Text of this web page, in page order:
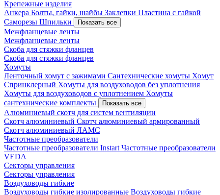
Крепежные изделия
Анкера Болты, гайки, шайбы Заклепки Пластина с гайкой
Саморезы Шпильки Показать все
Межфланцевые ленты
Межфланцевые ленты
Скоба для стяжки фланцев
Скоба для стяжки фланцев
Хомуты
Ленточный хомут с зажимами Сантехнические хомуты Хомут
Спринклерный Хомуты для воздуховодов без уплотнения
Хомуты для воздуховодов с уплотнением Хомуты
сантехнические комплекты
Показать все
Алюминиевый скотч для систем вентиляции
Скотч алюминиевый Скотч алюминиевый армированный
Скотч алюминиевый ЛАМС
Частотные преобразователи
Частотные преобразователи Instart Частотные преобразователи
VEDA
Секторы управления
Секторы управления
Воздуховоды гибкие
Воздуховоды гибкие изолированные Воздуховоды гибкие